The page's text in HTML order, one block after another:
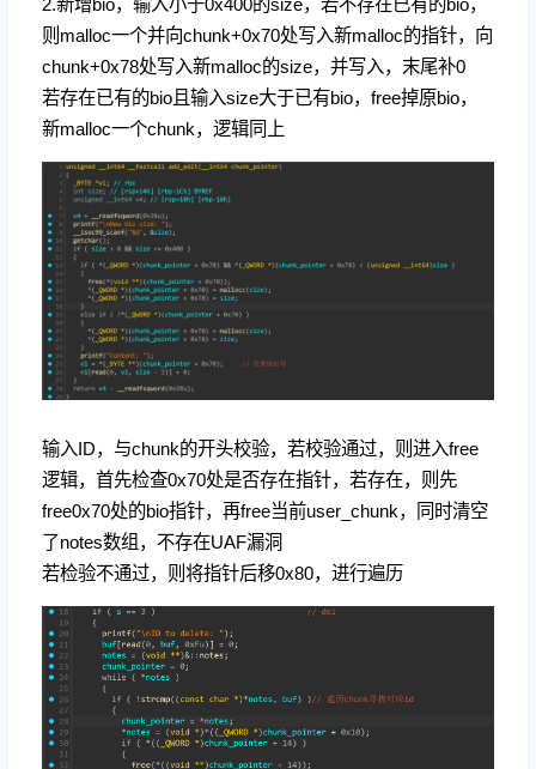
2.新增bio，输入小于0x400的size，若不存在已有的bio，
则malloc一个并向chunk+0x70处写入新malloc的指针，向
chunk+0x78处写入新malloc的size，并写入，末尾补0
若存在已有的bio且输入size大于已有bio，free掉原bio，
新malloc一个chunk，逻辑同上
输入ID，与chunk的开头校验，若校验通过，则进入free
逻辑，首先检查0x70处是否存在指针，若存在，则先
free0x70处的bio指针，再free当前user_chunk，同时清空
了notes数组，不存在UAF漏洞
若检验不通过，则将指针后移0x80，进行遍历